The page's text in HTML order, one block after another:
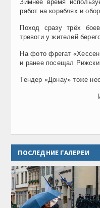
Зимнее время
работ на кораблях и
Поход сразу трёх
тревоги у жителей
На фото фрегат
и ранее посещал
Тендер «Донау» тоже
ПОСЛЕДНИЕ ГАЛЕРЕИ